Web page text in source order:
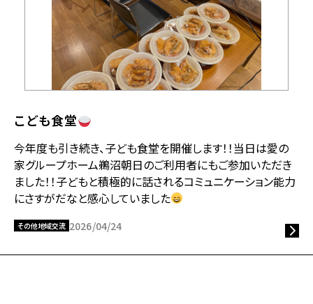
こども食堂
今年度も引き続き、子ども食堂を開催します！！当日は愛の
家グループホーム鵜沼朝日のご利用者にもご参加いただき
ました！！子どもと積極的に話されるコミュニケーション能力
にさすがだなと感心していました
その他地域交流 2026/04/24